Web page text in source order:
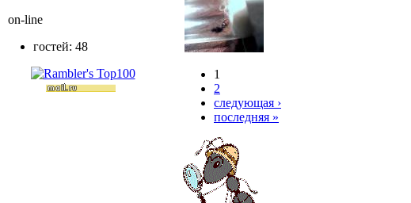
1
2
следующая ›
последняя »
on-line
гостей: 48